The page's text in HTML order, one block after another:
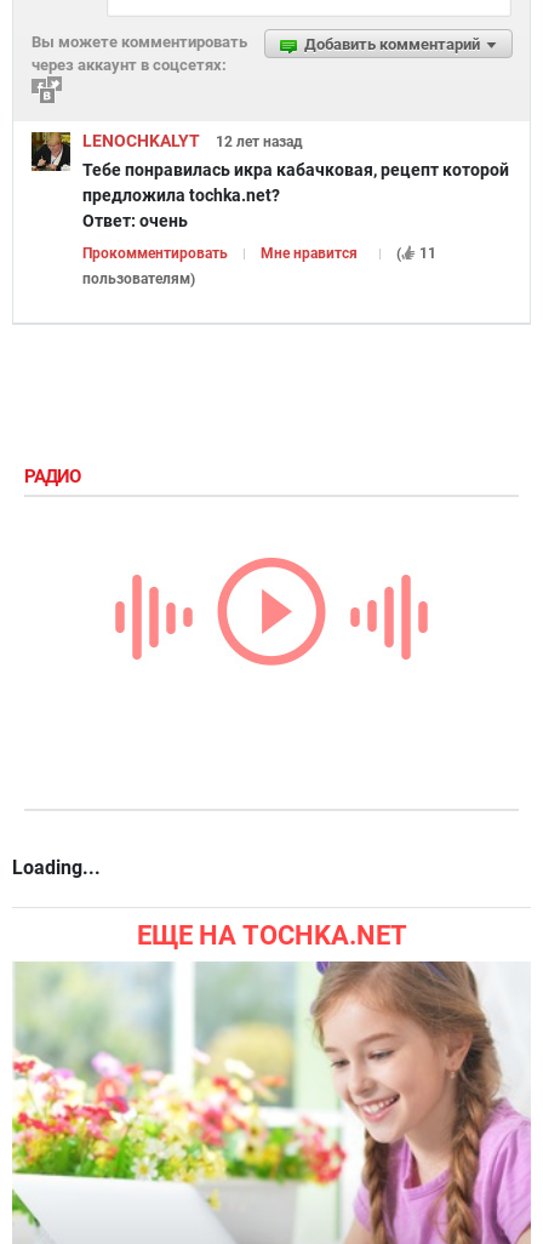
Добавить комментарий
Вы можете комментировать
через аккаунт в соцсетях:
LENOCHKALYT 12 лет назад
Тебе понравилась икра кабачковая, рецепт которой
предложила tochka.net?
Ответ: очень
Прокомментировать Мне нравится (
11
пользователям)
РАДИО
Loading...
ЕЩЕ НА TOCHKA.NET